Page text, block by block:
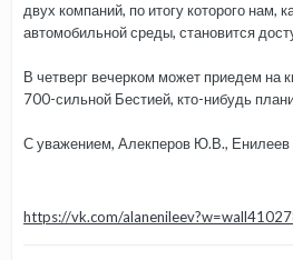
двух компаний, по итогу которого нам,
автомобильной среды, становится
В четверг вечерком может приедем на
700-сильной Бестией, кто-нибудь
С уважением, Алекперов Ю.В., Енилеев
https://vk.com/